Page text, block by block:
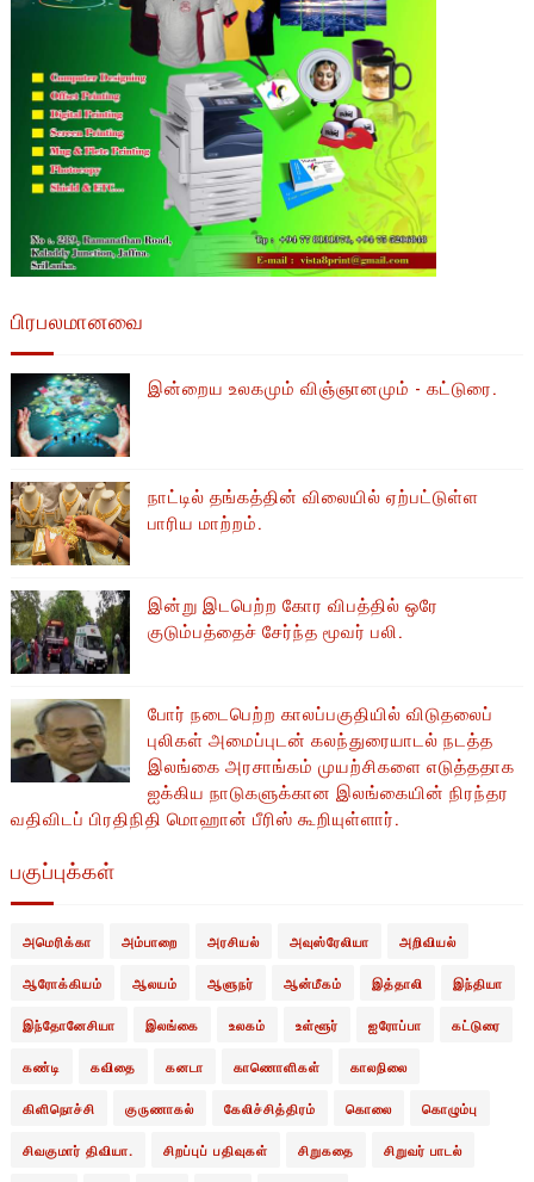
பிரபலமானவை
இன்றைய உலகமும் விஞ்ஞானமும் - கட்டுரை.
நாட்டில் தங்கத்தின் விலையில் ஏற்பட்டுள்ள
பாரிய மாற்றம்.
இன்று இடபெற்ற கோர விபத்தில் ஒரே
குடும்பத்தைச் சேர்ந்த மூவர் பலி.
போர் நடைபெற்ற காலப்பகுதியில் ​​விடுதலைப்
புலிகள் அமைப்புடன் கலந்துரையாடல் நடத்த
இலங்கை அரசாங்கம் முயற்சிகளை எடுத்ததாக
ஐக்கிய நாடுகளுக்கான இலங்கையின் நிரந்தர
வதிவிடப் பிரதிநிதி மொஹான் பீரிஸ் கூறியுள்ளார்.
பகுப்புக்கள்
அமெரிக்கா அம்பாறை அரசியல் அவுஸ்ரேலியா அறிவியல்
ஆரோக்கியம் ஆலயம் ஆளுநர் ஆன்மீகம் இத்தாலி இந்தியா
இந்தோனேசியா இலங்கை உலகம் உள்ளூர் ஐரோப்பா கட்டுரை
கண்டி கவிதை கனடா காணொளிகள் காலநிலை
கிளிநொச்சி குருணாகல் கேலிச்சித்திரம் கொலை கொழும்பு
சிவகுமார் திவியா. சிறப்புப் பதிவுகள் சிறுகதை சிறுவர் பாடல்